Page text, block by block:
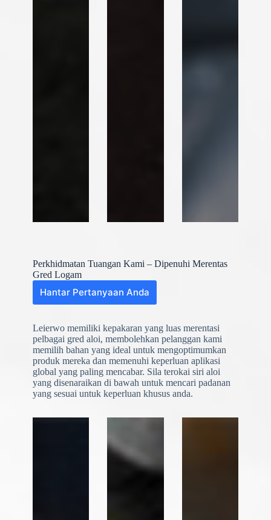
Perkhidmatan Tuangan Kami – Dipenuhi Merentas
Gred Logam
Hantar Pertanyaan Anda
N
o
Leierwo memiliki kepakaran yang luas merentasi
pelbagai gred aloi, membolehkan pelanggan kami
memilih bahan yang ideal untuk mengoptimumkan
produk mereka dan memenuhi keperluan aplikasi
global yang paling mencabar. Sila terokai siri aloi
yang disenaraikan di bawah untuk mencari padanan
yang sesuai untuk keperluan khusus anda.